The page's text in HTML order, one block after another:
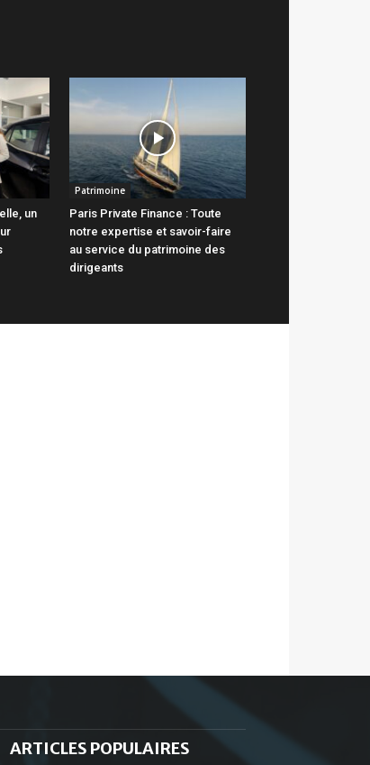
un
Patrimoine
Paris Private Finance : Toute
notre expertise et savoir-faire
au service du patrimoine des
dirigeants
ARTICLES POPULAIRES